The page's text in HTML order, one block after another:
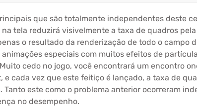
que são totalmente independentes deste
tela reduzirá visivelmente a taxa de quadros
o resultado da renderização de todo o campo
especiais com muitos efeitos de
cedo no jogo, você encontrará um encontro
e cada vez que este feitiço é lançado, a taxa de
este como o problema anterior ocorreram
no desempenho.